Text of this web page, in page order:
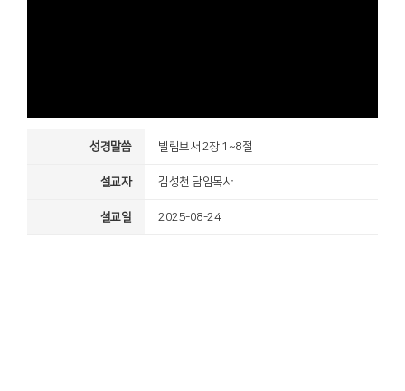
성경말씀 빌립보서 2장 1~8절
설교자 김성천 담임목사
설교일 2025-08-24